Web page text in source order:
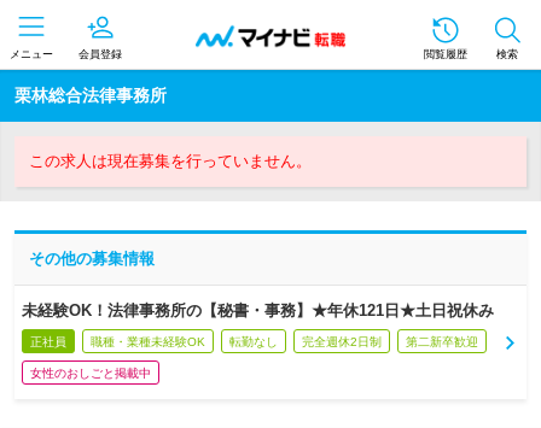
メニュー 会員登録 閲覧履歴 検索
栗林総合法律事務所
この求人は現在募集を行っていません。
その他の募集情報
未経験OK！法律事務所の【秘書・事務】★年休121日★土日祝休み
正社員 職種・業種未経験OK 転勤なし 完全週休2日制 第二新卒歓迎
女性のおしごと掲載中